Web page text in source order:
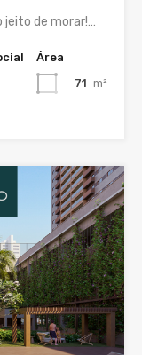
jeito de morar!…
Área
71 m²